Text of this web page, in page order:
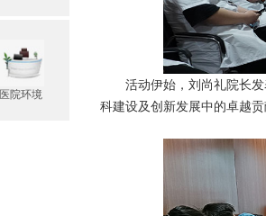
医院环境
活动伊始，刘尚礼院长
科建设及创新发展中的卓越